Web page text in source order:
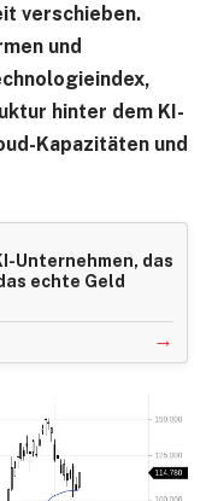
verschieben.
und
hinter dem KI-
Kapazitäten und
Unternehmen, das
echte Geld
→